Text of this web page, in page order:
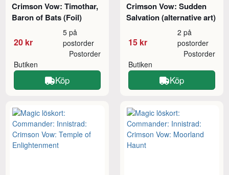
Crimson Vow: Timothar,
Baron of Bats (Foil)
20 kr
5 på
postorder
Butiken
Postorder
Köp
Crimson Vow: Sudden
Salvation (alternative art)
15 kr
2 på
postorder
Butiken
Postorder
Köp